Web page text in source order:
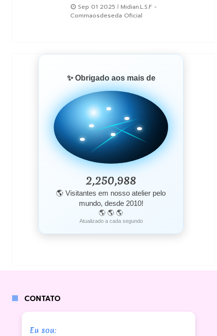
Sep 01 2025
Midian.L.S.F -
Commaosdeseda Oficial
✨ Obrigado aos mais de
2,250,988
🌎 Visitantes em nosso atelier pelo
mundo, desde 2010!
🌎 🌎 🌎
Atualizado a cada segundo
CONTATO
Eu sou: